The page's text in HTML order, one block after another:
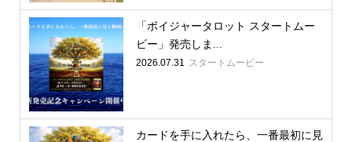
「ボイジャータロット スタートムー
ビー」発売しま...
2026.07.31 スタートムービー
カードを手に入れたら、一番最初に見